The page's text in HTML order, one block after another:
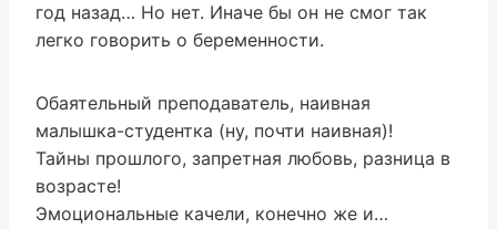
год назад… Но нет. Иначе бы он не смог так
легко говорить о беременности.
Обаятельный преподаватель, наивная
малышка-студентка (ну, почти наивная)!
Тайны прошлого, запретная любовь, разница в
возрасте!
Эмоциональные качели, конечно же и…